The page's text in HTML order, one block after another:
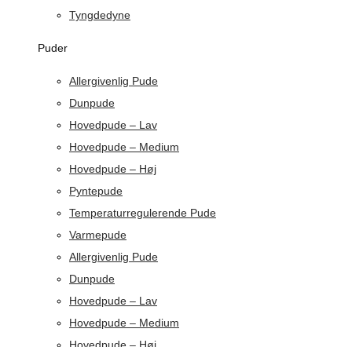
Tyngdedyne
Puder
Allergivenlig Pude
Dunpude
Hovedpude – Lav
Hovedpude – Medium
Hovedpude – Høj
Pyntepude
Temperaturregulerende Pude
Varmepude
Allergivenlig Pude
Dunpude
Hovedpude – Lav
Hovedpude – Medium